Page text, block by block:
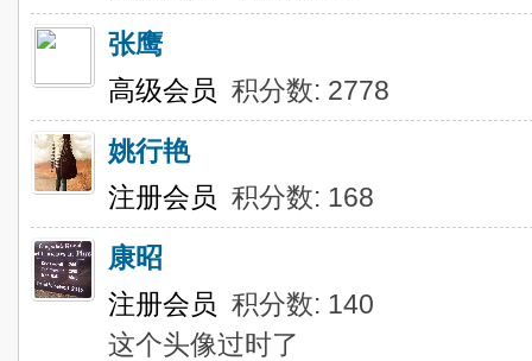
张鹰
高级会员 积分数: 2778
姚行艳
注册会员 积分数: 168
康昭
注册会员 积分数: 140
这个头像过时了